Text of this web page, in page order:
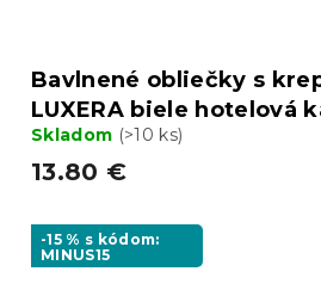
Bavlnené obliečky s
LUXERA biele hotelová
Skladom (>10 ks)
13.80 €
-15 % s kódom:
MINUS15